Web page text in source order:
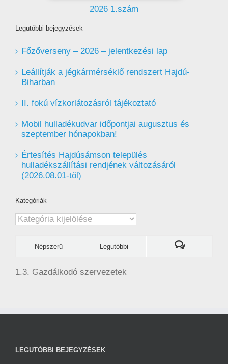
2026 1.szám
Legutóbbi bejegyzések
Főzőverseny – 2026 – jelentkezési lap
Leállítják a jégkármérséklő rendszert Hajdú-
Biharban
II. fokú vízkorlátozásról tájékoztató
Mobil hulladékudvar ️időpontjai augusztus és
szeptember hónapokban!
Értesítés Hajdúsámson település
hulladékszállítási rendjének változásáról
(2026.08.01-től)
Kategóriák
Kategóriák
Népszerű Legutóbbi
1.3. Gazdálkodó szervezetek
LEGUTÓBBI BEJEGYZÉSEK